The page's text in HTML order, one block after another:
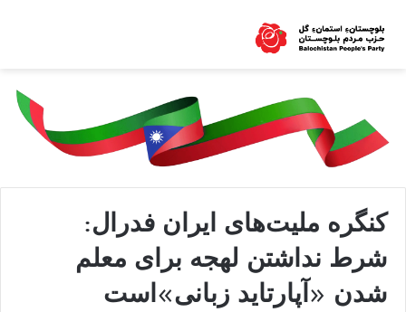
کنگره ملیت‌های ایران فدرال:
شرط نداشتن لهجه برای معلم
شدن «آپارتاید زبانی»است